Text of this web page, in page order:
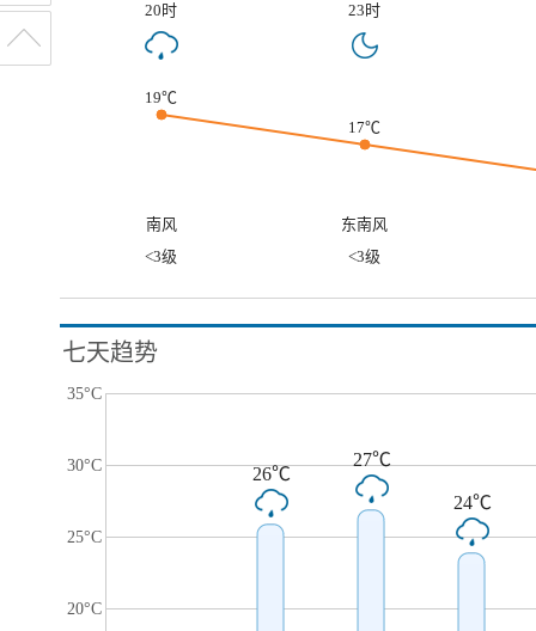
20时 23时
19℃
17℃
南风
东南风
<3级
<3级
七天趋势
35°C
30°C
25°C
20°C
26℃
27℃
24℃